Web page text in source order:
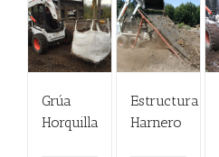
Grúa
Horquilla
Estructura
Harnero